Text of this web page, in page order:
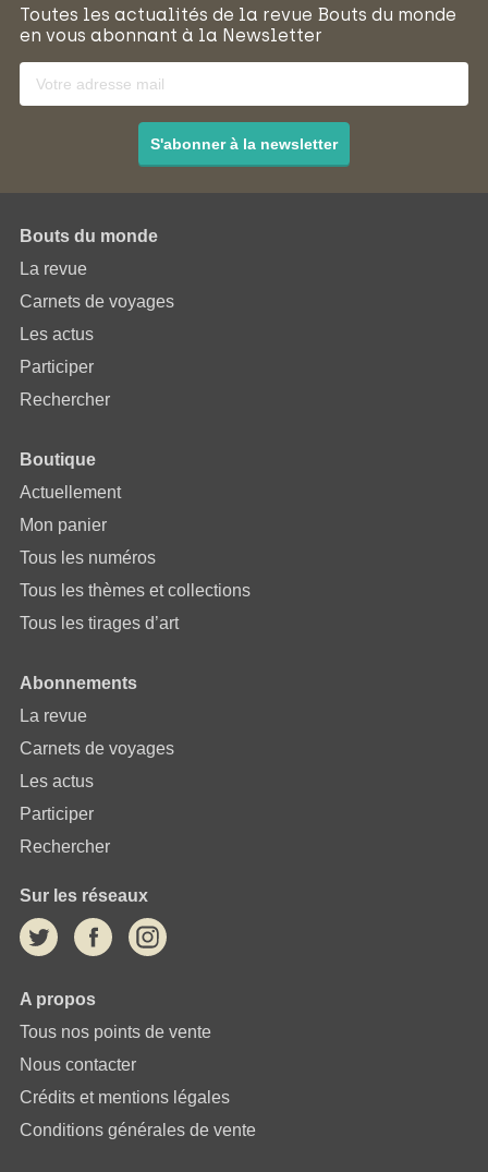
Toutes les actualités de la revue Bouts du monde
en vous abonnant à la Newsletter
S'abonner à la newsletter
Bouts du monde
La revue
Carnets de voyages
Les actus
Participer
Rechercher
Boutique
Actuellement
Mon panier
Tous les numéros
Tous les thèmes et collections
Tous les tirages d’art
Abonnements
La revue
Carnets de voyages
Les actus
Participer
Rechercher
Sur les réseaux
A propos
Tous nos points de vente
Nous contacter
Crédits et mentions légales
Conditions générales de vente